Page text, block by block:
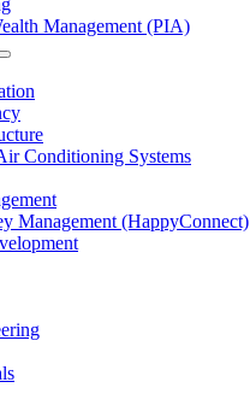
Management (PIA)
Conditioning Systems
Management (HappyConnect)